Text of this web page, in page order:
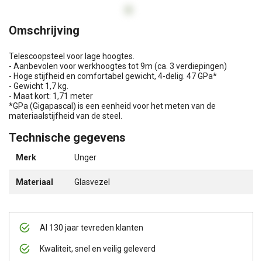
Al 130 jaar tevreden klanten
Kwaliteit, snel en veilig geleverd
Omschrijving
Telescoopsteel voor lage hoogtes.
- Aanbevolen voor werkhoogtes tot 9m (ca. 3 verdiepingen)
- Hoge stijfheid en comfortabel gewicht, 4-delig. 47 GPa*
- Gewicht 1,7 kg.
- Maat kort: 1,71 meter
*GPa (Gigapascal) is een eenheid voor het meten van de
materiaalstijfheid van de steel.
Technische gegevens
Merk Unger
Materiaal Glasvezel